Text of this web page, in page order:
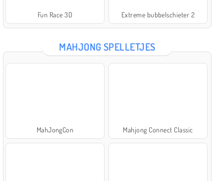
Fun Race 3D Extreme bubbelschieter 2
MAHJONG SPELLETJES
MahJongCon Mahjong Connect Classic